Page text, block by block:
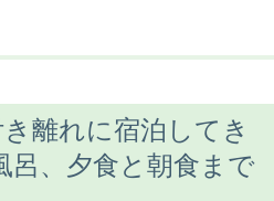
離れに宿泊してき
呂、夕食と朝食まで